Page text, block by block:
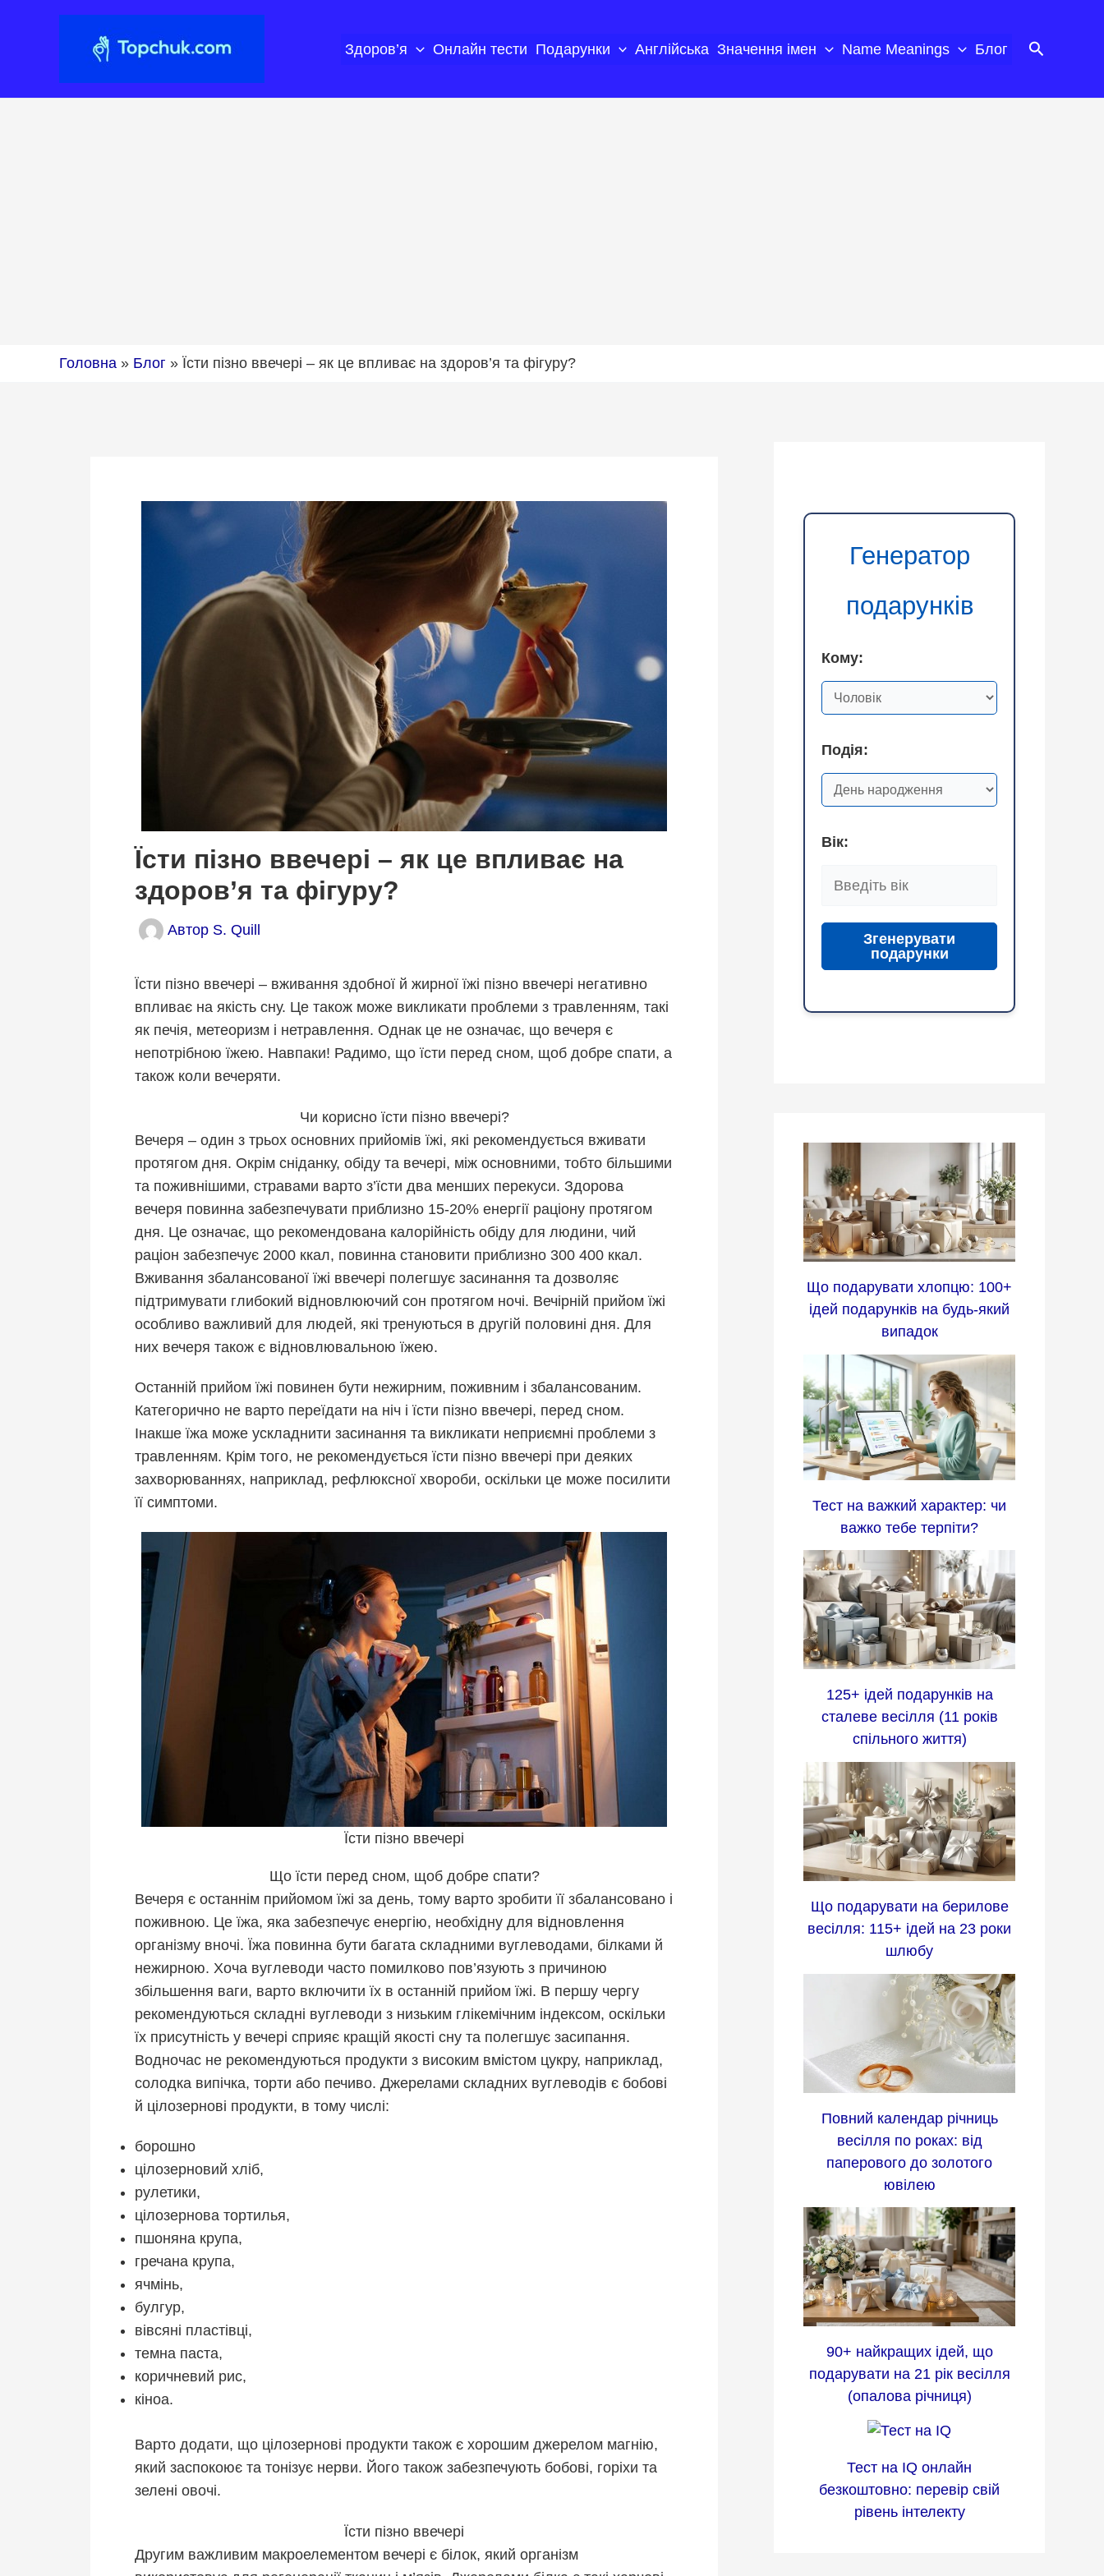
Здоров’я Онлайн тести Подарунки Англійська Значення імен Name Meanings Блог Пошук
Головна » Блог » Їсти пізно ввечері – як це впливає на здоров’я та фігуру?
Їсти пізно ввечері – як це впливає на
здоров’я та фігуру?
Автор S. Quill
Їсти пізно ввечері – вживання здобної й жирної їжі пізно ввечері негативно
впливає на якість сну. Це також може викликати проблеми з травленням, такі
як печія, метеоризм і нетравлення. Однак це не означає, що вечеря є
непотрібною їжею. Навпаки! Радимо, що їсти перед сном, щоб добре спати, а
також коли вечеряти.
Чи корисно їсти пізно ввечері?
Вечеря – один з трьох основних прийомів їжі, які рекомендується вживати
протягом дня. Окрім сніданку, обіду та вечері, між основними, тобто більшими
та поживнішими, стравами варто з’їсти два менших перекуси. Здорова
вечеря повинна забезпечувати приблизно 15-20% енергії раціону протягом
дня. Це означає, що рекомендована калорійність обіду для людини, чий
раціон забезпечує 2000 ккал, повинна становити приблизно 300 400 ккал.
Вживання збалансованої їжі ввечері полегшує засинання та дозволяє
підтримувати глибокий відновлюючий сон протягом ночі. Вечірній прийом їжі
особливо важливий для людей, які тренуються в другій половині дня. Для
них вечеря також є відновлювальною їжею.
Останній прийом їжі повинен бути нежирним, поживним і збалансованим.
Категорично не варто переїдати на ніч і їсти пізно ввечері, перед сном.
Інакше їжа може ускладнити засинання та викликати неприємні проблеми з
травленням. Крім того, не рекомендується їсти пізно ввечері при деяких
захворюваннях, наприклад, рефлюксної хвороби, оскільки це може посилити
її симптоми.
Їсти пізно ввечері
Що їсти перед сном, щоб добре спати?
Вечеря є останнім прийомом їжі за день, тому варто зробити її збалансовано і
поживною. Це їжа, яка забезпечує енергію, необхідну для відновлення
організму вночі. Їжа повинна бути багата складними вуглеводами, білками й
нежирною. Хоча вуглеводи часто помилково пов’язують з причиною
збільшення ваги, варто включити їх в останній прийом їжі. В першу чергу
рекомендуються складні вуглеводи з низьким глікемічним індексом, оскільки
їх присутність у вечері сприяє кращій якості сну та полегшує засипання.
Водночас не рекомендуються продукти з високим вмістом цукру, наприклад,
солодка випічка, торти або печиво. Джерелами складних вуглеводів є бобові
й цілозернові продукти, в тому числі:
борошно
цілозерновий хліб,
рулетики,
цілозернова тортилья,
пшоняна крупа,
гречана крупа,
ячмінь,
булгур,
вівсяні пластівці,
темна паста,
коричневий рис,
кіноа.
Варто додати, що цілозернові продукти також є хорошим джерелом магнію,
який заспокоює та тонізує нерви. Його також забезпечують бобові, горіхи та
зелені овочі.
Їсти пізно ввечері
Другим важливим макроелементом вечері є білок, який організм
Генератор
подарунків
Кому:
Подія:
Вік:
Згенерувати
подарунки
Що подарувати хлопцю: 100+
ідей подарунків на будь-який
випадок
Тест на важкий характер: чи
важко тебе терпіти?
125+ ідей подарунків на
сталеве весілля (11 років
спільного життя)
Що подарувати на берилове
весілля: 115+ ідей на 23 роки
шлюбу
Повний календар річниць
весілля по роках: від
паперового до золотого
ювілею
90+ найкращих ідей, що
подарувати на 21 рік весілля
(опалова річниця)
Тест на IQ онлайн
безкоштовно: перевір свій
рівень інтелекту